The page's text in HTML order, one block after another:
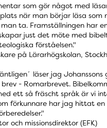
som gör något med
när man börjar läsa som
man ta. Framställningen har
just det möte med
förståelsen."
på Lärarhögskolan,
läser jag Johanssons
- Romarbrevet.
ett så fräscht språk är vi
förkunnare har jag hittat en
och missionsdirektor (EFK)